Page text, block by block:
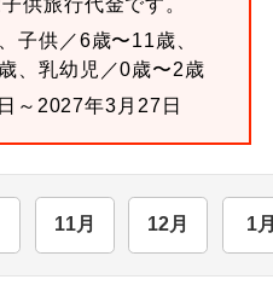
子供／6歳〜11歳、
、乳幼児／0歳〜2歳
～2027年3月27日
11月 12月 1